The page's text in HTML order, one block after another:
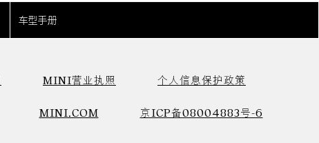
车型手册
MINI营业执照 个人信息保护政策
MINI.COM 京ICP备08004883号-6